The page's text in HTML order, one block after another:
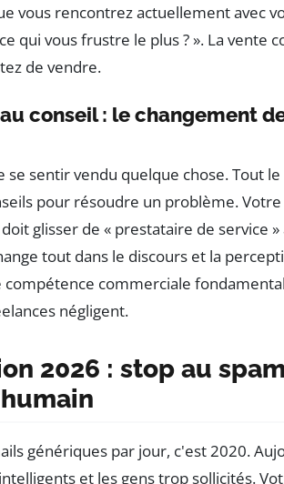
vous rencontrez actuellement avec
qui vous frustre le plus ? ». La vente
de vendre.
conseil : le changement
se sentir vendu quelque chose. Tout
pour résoudre un problème. Votre
glisser de « prestataire de service »
tout dans le discours et la
compétence commerciale
négligent.
2026 : stop au
génériques par jour, c'est 2020.
et les gens trop sollicités.